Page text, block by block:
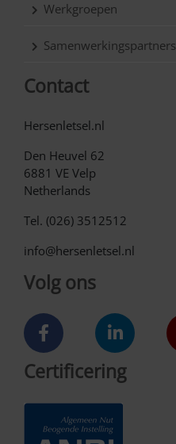
Werkgroepen
Samenwerkingspartners
Contact
Hersenletsel.nl
Den Heuvel 62
6881 VE Velp
Netherlands
Tel. (026) 3512512
info@hersenletsel.nl
Volg ons
Certificering